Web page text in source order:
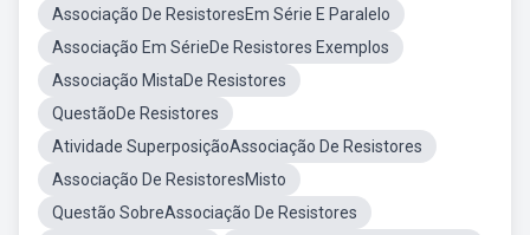
Associação De ResistoresEm Série E Paralelo
Associação Em SérieDe Resistores Exemplos
Associação MistaDe Resistores
QuestãoDe Resistores
Atividade SuperposiçãoAssociação De Resistores
Associação De ResistoresMisto
Questão SobreAssociação De Resistores